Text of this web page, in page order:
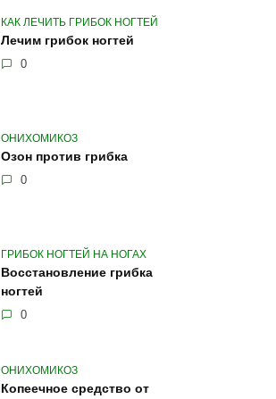
КАК ЛЕЧИТЬ ГРИБОК НОГТЕЙ
Лечим грибок ногтей
0
ОНИХОМИКОЗ
Озон против грибка
0
ГРИБОК НОГТЕЙ НА НОГАХ
Восстановление грибка
ногтей
0
ОНИХОМИКОЗ
Копеечное средство от